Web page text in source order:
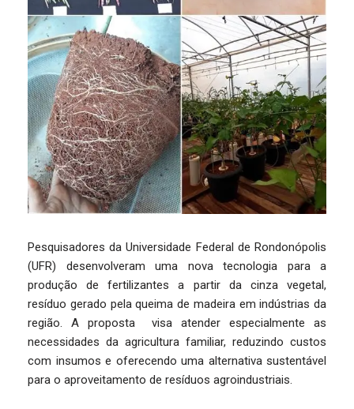
Pesquisadores da Universidade Federal de Rondonópolis
(UFR) desenvolveram uma nova tecnologia para a
produção de fertilizantes a partir da cinza vegetal,
resíduo gerado pela queima de madeira em indústrias da
região. A proposta visa atender especialmente as
necessidades da agricultura familiar, reduzindo custos
com insumos e oferecendo uma alternativa sustentável
para o aproveitamento de resíduos agroindustriais.